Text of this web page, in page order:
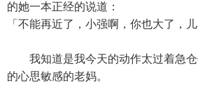
的她一本正经的说道：
「不能再近了，小强啊，你也大了，儿
我知道是我今天的动作太过着急仓
的心思敏感的老妈。